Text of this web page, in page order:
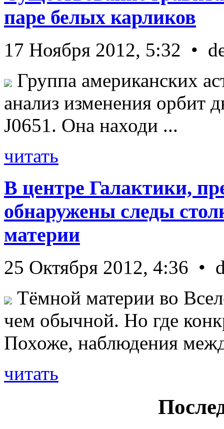
паре белых карликов
17 Ноября 2012, 5:32 •
Группа американских
анализ изменения орбит
J0651. Она находи ...
читать
В центре Галактики,
обнаружены следы
материи
25 Октября 2012, 4:36 •
Тёмной материи во
чем обычной. Но где
Похоже, наблюдения
читать